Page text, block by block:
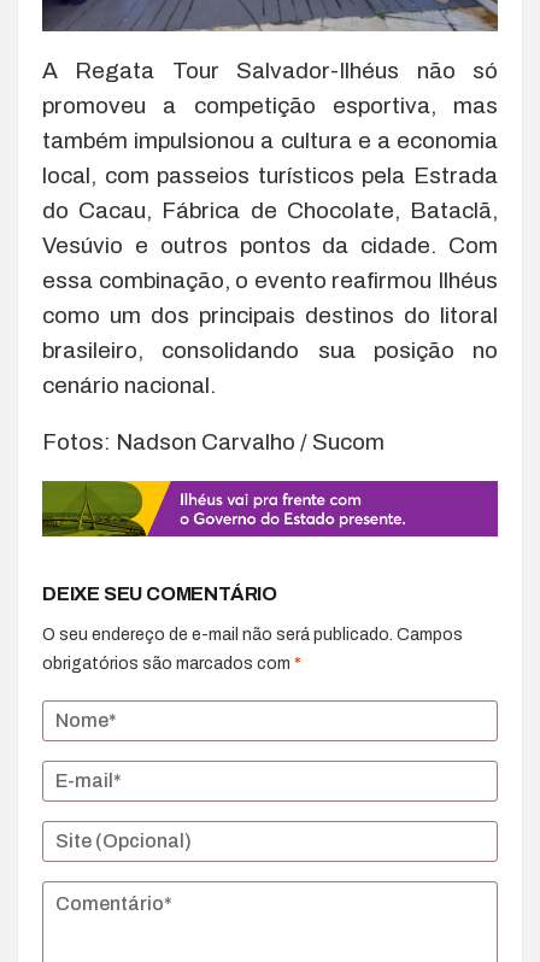
A Regata Tour Salvador-Ilhéus não só
promoveu a competição esportiva, mas
também impulsionou a cultura e a economia
local, com passeios turísticos pela Estrada
do Cacau, Fábrica de Chocolate, Bataclã,
Vesúvio e outros pontos da cidade. Com
essa combinação, o evento reafirmou Ilhéus
como um dos principais destinos do litoral
brasileiro, consolidando sua posição no
cenário nacional.
Fotos: Nadson Carvalho / Sucom
DEIXE SEU COMENTÁRIO
O seu endereço de e-mail não será publicado. Campos
obrigatórios são marcados com *